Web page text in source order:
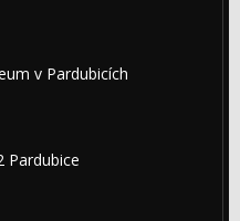
v Pardubicích
Pardubice